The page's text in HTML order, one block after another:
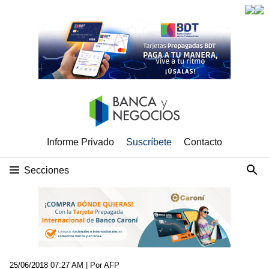
Informe Privado Suscríbete Contacto
Secciones
25/06/2018 07:27 AM | Por AFP